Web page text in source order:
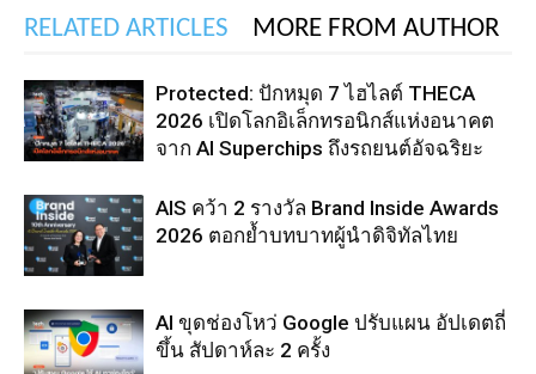
RELATED ARTICLES MORE FROM AUTHOR
Protected: ปักหมุด 7 ไฮไลต์ THECA
2026 เปิดโลกอิเล็กทรอนิกส์แห่งอนาคต
จาก AI Superchips ถึงรถยนต์อัจฉริยะ
AIS คว้า 2 รางวัล Brand Inside Awards
2026 ตอกย้ำบทบาทผู้นำดิจิทัลไทย
AI ขุดช่องโหว่ Google ปรับแผน อัปเดตถี่
ขึ้น สัปดาห์ละ 2 ครั้ง